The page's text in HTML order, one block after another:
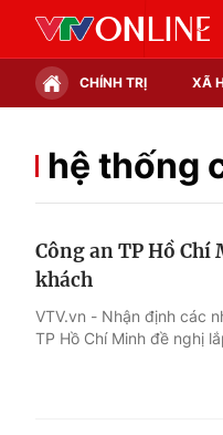
CHÍNH TRỊ XÃ
Chính trị
Tin tức
Thế giới đó đây
Câu chuyện quốc tế
hệ thống
Công an TP Hồ
khách
VTV.vn - Nhận định các
TP Hồ Chí Minh đề nghị